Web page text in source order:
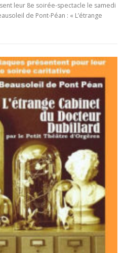
leur 8e soirée-spectacle le samedi
de Pont-Péan : « L’étrange